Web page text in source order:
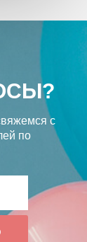
с
по